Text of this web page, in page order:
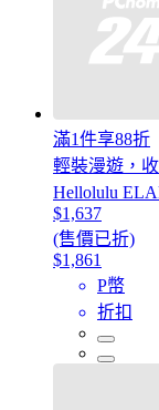
滿1件享88折
輕裝漫遊，
Hellolulu
$1,637
(售價已折)
$1,861
P幣
折扣